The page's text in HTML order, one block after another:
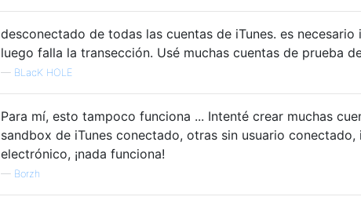
desconectado de todas las cuentas de iTunes. es
luego falla la transección. Usé muchas cuentas de prueba
— BLacK HOLE
Para mí, esto tampoco funciona ... Intenté crear muchas
sandbox de iTunes conectado, otras sin usuario
electrónico, ¡nada funciona!
— Borzh